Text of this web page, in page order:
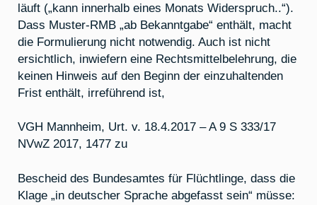
läuft („kann innerhalb eines Monats Widerspruch..“).
Dass Muster-RMB „ab Bekanntgabe“ enthält, macht
die Formulierung nicht notwendig. Auch ist nicht
ersichtlich, inwiefern eine Rechtsmittelbelehrung, die
keinen Hinweis auf den Beginn der einzuhaltenden
Frist enthält, irreführend ist,
VGH Mannheim, Urt. v. 18.4.2017 – A 9 S 333/17
NVwZ 2017, 1477 zu
Bescheid des Bundesamtes für Flüchtlinge, dass die
Klage „in deutscher Sprache abgefasst sein“ müsse: